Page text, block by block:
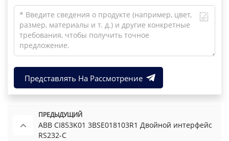
Представлять На Рассмотрение
ПРЕДЫДУЩИЙ
ABB CI853K01 3BSE018103R1 Двойной интерфейс
RS232-C